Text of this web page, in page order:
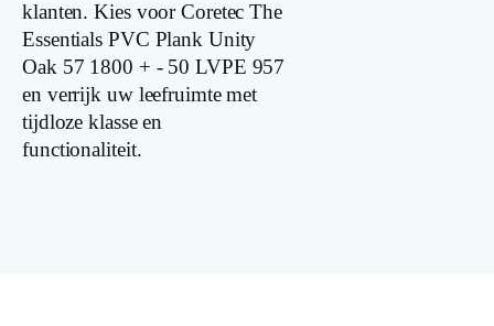
klanten. Kies voor Coretec The
Essentials PVC Plank Unity
Oak 57 1800 + - 50 LVPE 957
en verrijk uw leefruimte met
tijdloze klasse en
functionaliteit.